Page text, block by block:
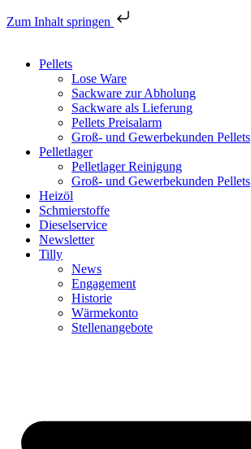
Zum Inhalt springen
Pellets
Lose Ware
Sackware zur Abholung
Sackware als Lieferung
Pellets Preisalarm
Groß- und Gewerbekunden Pellets
Pelletlager
Pelletlager Reinigung
Groß- und Gewerbekunden Pellets
Heizöl
Schmierstoffe
Dieselservice
Newsletter
Tilly
News
Engagement
Historie
Wärmekonto
Stellenangebote